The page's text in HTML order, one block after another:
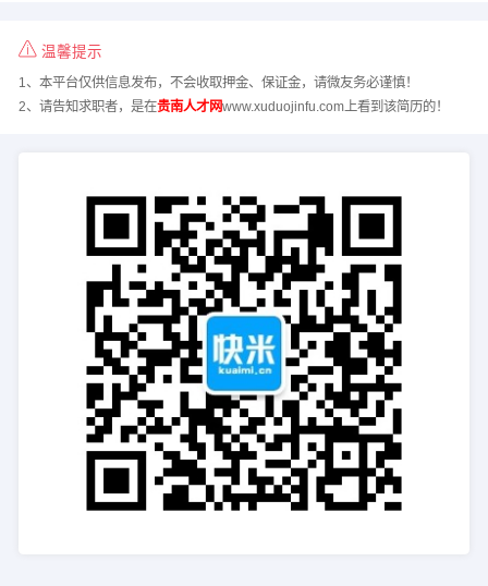
温馨提示
1、本平台仅供信息发布，不会收取押金、保证金，请微友务必谨慎！
2、请告知求职者，是在贵南人才网www.xuduojinfu.com上看到该简历的！